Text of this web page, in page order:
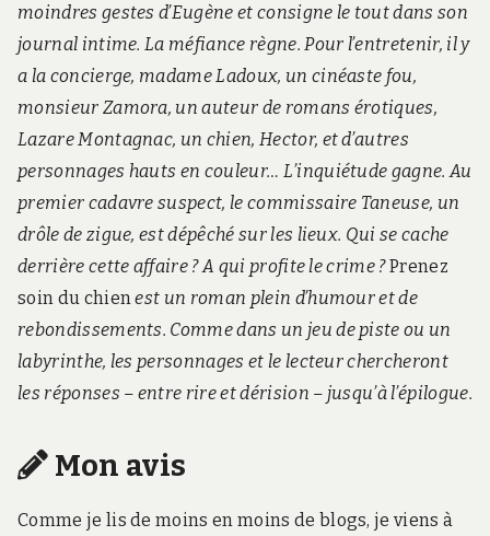
moindres gestes d’Eugène et consigne le tout dans son
journal intime. La méfiance règne. Pour l’entretenir, il y
a la concierge, madame Ladoux, un cinéaste fou,
monsieur Zamora, un auteur de romans érotiques,
Lazare Montagnac, un chien, Hector, et d’autres
personnages hauts en couleur… L’inquiétude gagne. Au
premier cadavre suspect, le commissaire Taneuse, un
drôle de zigue, est dépêché sur les lieux. Qui se cache
derrière cette affaire ? A qui profite le crime ?Prenez
soin du chien est un roman plein d’humour et de
rebondissements. Comme dans un jeu de piste ou un
labyrinthe, les personnages et le lecteur chercheront
les réponses – entre rire et dérision – jusqu’à l’épilogue.
Mon avis
Comme je lis de moins en moins de blogs, je viens à